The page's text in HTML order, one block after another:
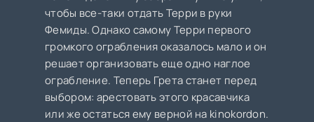
чтобы все-таки отдать Терри в руки
Фемиды. Однако самому Терри первого
громкого ограбления оказалось мало и он
решает организовать еще одно наглое
ограбление. Теперь Грета станет перед
выбором: арестовать этого красавчика
или же остаться ему верной на kinokordon.